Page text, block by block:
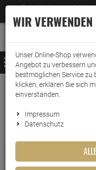
Jetzt für den Newsletter entscheiden
–
MENÜ
Weiter einkaufen
Allzweckreiniger
Holste
10017367
WIR
Unser Online-Shop
Angebot zu verbessern
bestmöglichen Service zu
klicken, erklären Sie sich
einverstanden.
Impressum
Datenschutz